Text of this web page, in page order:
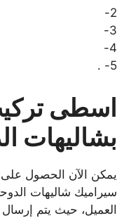
2-
3-
4-
5- .
اسطى
بشاليهات
يمكن الآن الحصول
سيراميك شاليهات
العميل، حيث يتم